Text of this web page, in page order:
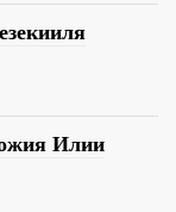
Илии